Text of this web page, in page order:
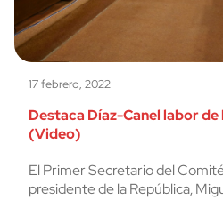
17 febrero, 2022
Destaca Díaz-Canel labor de
(Video)
El Primer Secretario del
presidente de la República,